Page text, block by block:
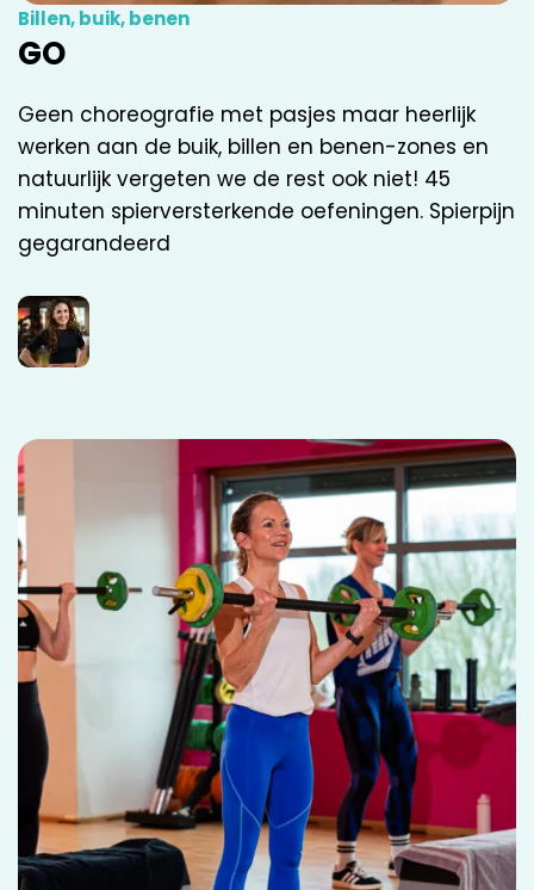
Billen, buik, benen
GO
Geen choreografie met pasjes maar heerlijk
werken aan de buik, billen en benen-zones en
natuurlijk vergeten we de rest ook niet! 45
minuten spierversterkende oefeningen. Spierpijn
gegarandeerd